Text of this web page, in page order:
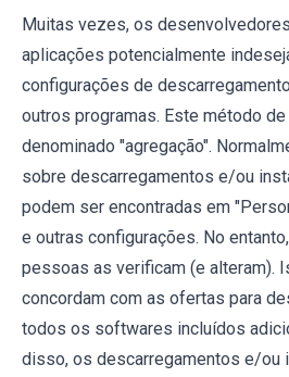
Muitas vezes, os
aplicações potencialmente
configurações de
outros programas. Este método
denominado "agregação".
sobre descarregamentos e/ou
podem ser encontradas em
e outras configurações. No
pessoas as verificam (e alteram).
concordam com as ofertas para
todos os softwares incluídos
disso, os descarregamentos e/ou